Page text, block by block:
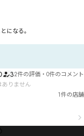
になる。
32件の評価 ・ 0件のコメント
りません
1件の店舗